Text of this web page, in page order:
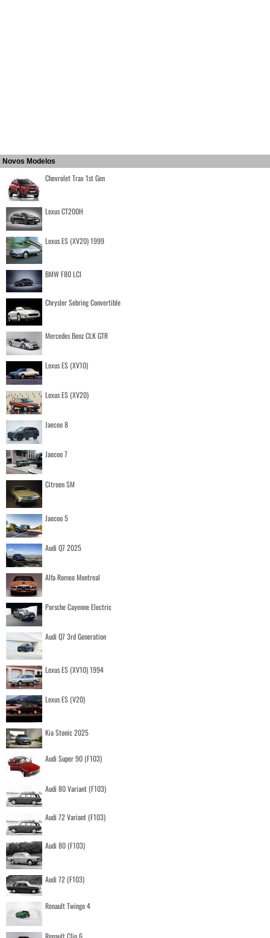
Novos Modelos
Chevrolet Trax 1st Gen
Lexus CT200H
Lexus ES (XV20) 1999
BMW F80 LCI
Chrysler Sebring Convertible
Mercedes Benz CLK GTR
Lexus ES (XV10)
Lexus ES (XV20)
Jaecoo 8
Jaecoo 7
Citroen SM
Jaecoo 5
Audi Q7 2025
Alfa Romeo Montreal
Porsche Cayenne Electric
Audi Q7 3rd Generation
Lexus ES (XV10) 1994
Lexus ES (V20)
Kia Stonic 2025
Audi Super 90 (F103)
Audi 80 Variant (F103)
Audi 72 Variant (F103)
Audi 80 (F103)
Audi 72 (F103)
Renault Twingo 4
Renault Clio 6